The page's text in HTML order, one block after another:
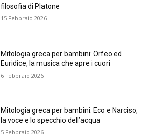
filosofia di Platone
15 Febbraio 2026
Mitologia greca per bambini: Orfeo ed
Euridice, la musica che apre i cuori
6 Febbraio 2026
Mitologia greca per bambini: Eco e Narciso,
la voce e lo specchio dell’acqua
5 Febbraio 2026